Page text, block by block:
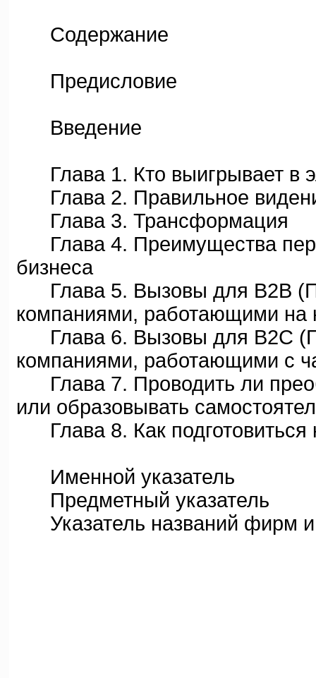
Содержание
Предисловие
Введение
Глава 1. Кто выигрывает в
Глава 2. Правильное
Глава 3. Трансформация
Глава 4. Преимущества
бизнеса
Глава 5. Вызовы для B2B
компаниями, работающими на
Глава 6. Вызовы для B2C
компаниями, работающими с
Глава 7. Проводить ли
или образовывать
Глава 8. Как подготовиться
Именной указатель
Предметный указатель
Указатель названий фирм и